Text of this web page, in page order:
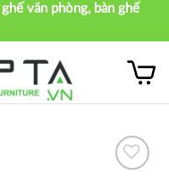
văn phòng, bàn ghế